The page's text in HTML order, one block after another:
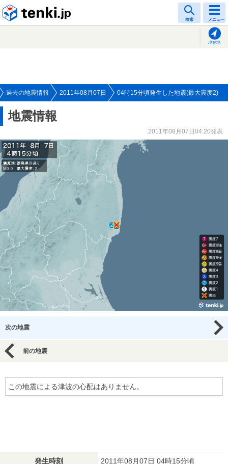
検索 メニュー
現在地
過去の地震情報 2011年08月07日 04時15分頃発生した地震(最大震度2)
地震情報
2011年08月07日04:20発表
次の地震
前の地震
この地震による津波の心配はありません。
発生時刻 2011年08月07日 04時15分頃